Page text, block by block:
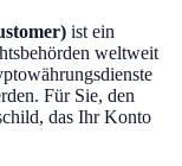
ist ein
weltweit
Für Sie, den
das Ihr Konto